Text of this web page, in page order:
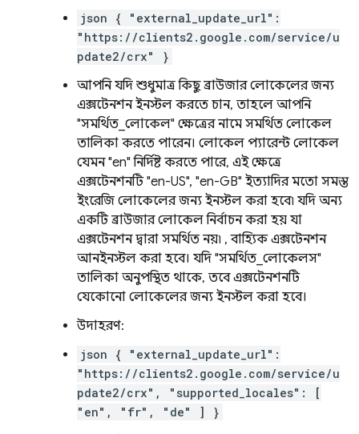
json { "external_update_url":
"https://clients2.google.com/service/u
pdate2/crx" }
আপনি যদি শুধুমাত্র কিছু ব্রাউজার লোকেলের জন্য
এক্সটেনশন ইনস্টল করতে চান, তাহলে আপনি
"সমর্থিত_লোকেল" ক্ষেত্রের নামে সমর্থিত লোকেল
তালিকা করতে পারেন। লোকেল প্যারেন্ট লোকেল
যেমন "en" নির্দিষ্ট করতে পারে, এই ক্ষেত্রে
এক্সটেনশনটি "en-US", "en-GB" ইত্যাদির মতো সমস্ত
ইংরেজি লোকেলের জন্য ইনস্টল করা হবে৷ যদি অন্য
একটি ব্রাউজার লোকেল নির্বাচন করা হয় যা
এক্সটেনশন দ্বারা সমর্থিত নয়৷ , বাহ্যিক এক্সটেনশন
আনইনস্টল করা হবে। যদি "সমর্থিত_লোকেলস"
তালিকা অনুপস্থিত থাকে, তবে এক্সটেনশনটি
যেকোনো লোকেলের জন্য ইনস্টল করা হবে।
উদাহরণ:
json { "external_update_url":
"https://clients2.google.com/service/u
pdate2/crx", "supported_locales": [
"en", "fr", "de" ] }